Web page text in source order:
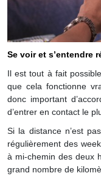
Se voir et s’entendre
Il est tout à fait
que cela fonctionne
donc important
d’entrer en contact le
Si la distance n’est
régulièrement des
à mi-chemin des deux
grand nombre de